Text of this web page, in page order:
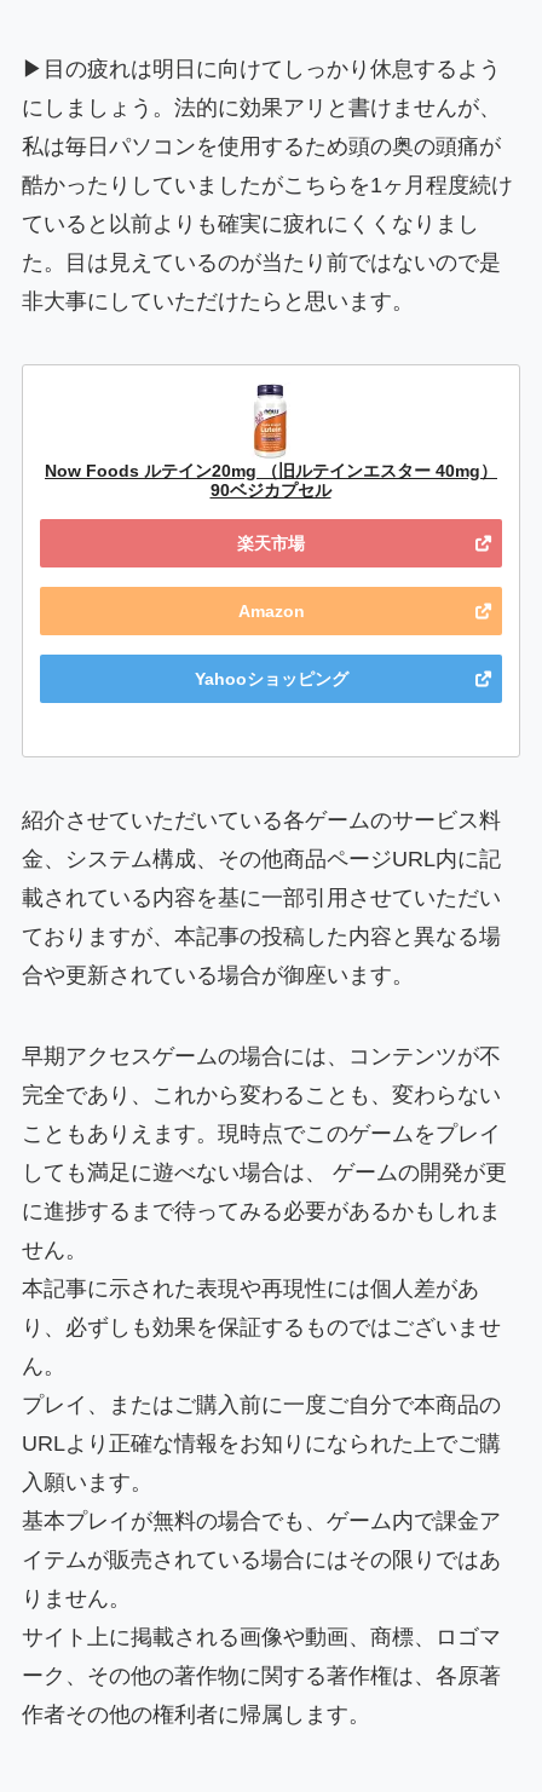
▶目の疲れは明日に向けてしっかり休息するよう
にしましょう。法的に効果アリと書けませんが、
私は毎日パソコンを使用するため頭の奥の頭痛が
酷かったりしていましたがこちらを1ヶ月程度続け
ていると以前よりも確実に疲れにくくなりまし
た。目は見えているのが当たり前ではないので是
非大事にしていただけたらと思います。
Now Foods ルテイン20mg （旧ルテインエスター 40mg）
90ベジカプセル
楽天市場
Amazon
Yahooショッピング
紹介させていただいている各ゲームのサービス料
金、システム構成、その他商品ページURL内に記
載されている内容を基に一部引用させていただい
ておりますが、本記事の投稿した内容と異なる場
合や更新されている場合が御座います。
早期アクセスゲームの場合には、コンテンツが不
完全であり、これから変わることも、変わらない
こともありえます。現時点でこのゲームをプレイ
しても満足に遊べない場合は、 ゲームの開発が更
に進捗するまで待ってみる必要があるかもしれま
せん。
本記事に示された表現や再現性には個人差があ
り、必ずしも効果を保証するものではございませ
ん。
プレイ、またはご購入前に一度ご自分で本商品の
URLより正確な情報をお知りになられた上でご購
入願います。
基本プレイが無料の場合でも、ゲーム内で課金ア
イテムが販売されている場合にはその限りではあ
りません。
サイト上に掲載される画像や動画、商標、ロゴマ
ーク、その他の著作物に関する著作権は、各原著
作者その他の権利者に帰属します。